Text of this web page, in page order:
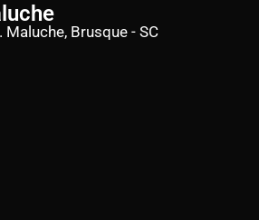
Brusque - SC